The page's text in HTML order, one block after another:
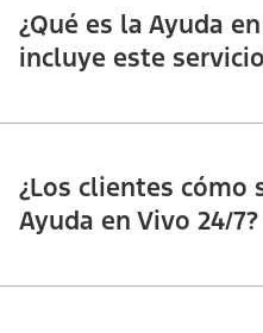
¿Qué es la Ayuda
incluye este
¿Los clientes cómo
Ayuda en Vivo 24/7?